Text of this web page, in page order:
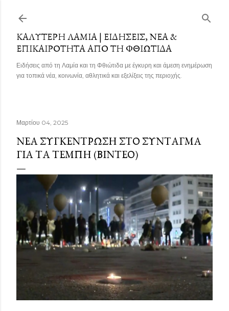
ΚΑΛΎΤΕΡΗ ΛΑΜΊΑ | ΕΙΔΉΣΕΙΣ, ΝΈΑ &
ΕΠΙΚΑΙΡΌΤΗΤΑ ΑΠΌ ΤΗ ΦΘΙΏΤΙΔΑ
Ειδήσεις από τη Λαμία και τη Φθιώτιδα με έγκυρη και άμεση ενημέρωση
για τοπικά νέα, κοινωνία, αθλητικά και εξελίξεις της περιοχής.
Μαρτίου 04, 2025
ΝΈΑ ΣΥΓΚΈΝΤΡΩΣΗ ΣΤΟ ΣΎΝΤΑΓΜΑ
ΓΙΑ ΤΑ ΤΈΜΠΗ (ΒΊΝΤΕΟ)